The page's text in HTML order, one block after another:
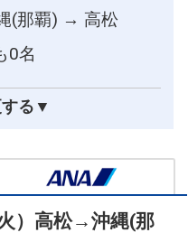
(那覇) → 高松
0名
する▼
） 高松→沖縄(那